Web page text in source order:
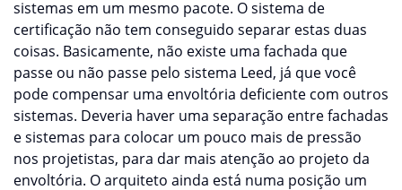
sistemas em um mesmo pacote. O sistema de
certificação não tem conseguido separar estas duas
coisas. Basicamente, não existe uma fachada que
passe ou não passe pelo sistema Leed, já que você
pode compensar uma envoltória deficiente com outros
sistemas. Deveria haver uma separação entre fachadas
e sistemas para colocar um pouco mais de pressão
nos projetistas, para dar mais atenção ao projeto da
envoltória. O arquiteto ainda está numa posição um